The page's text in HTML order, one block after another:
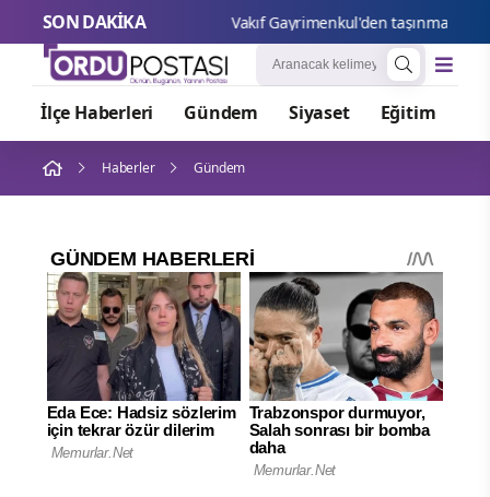
SON DAKİKA Vakıf
İlçe Haberleri Gündem Siyaset Eğitim
Haberler Gündem